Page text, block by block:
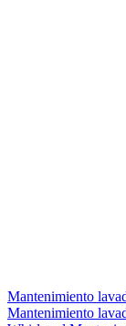
Mantenimiento
Mantenimiento